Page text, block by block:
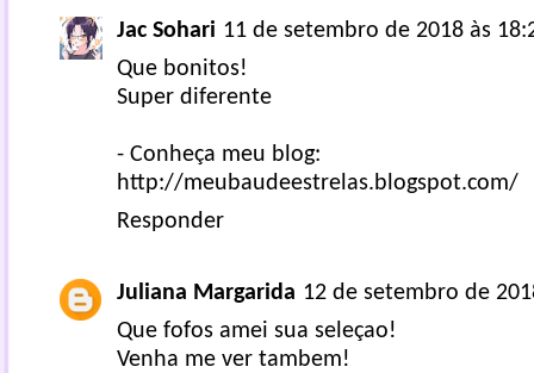
Jac Sohari 11 de setembro de 2018 às
Que bonitos!
Super diferente
- Conheça meu blog:
http://meubaudeestrelas.blogspot.com/
Responder
Juliana Margarida 12 de setembro de
Que fofos amei sua seleçao!
Venha me ver tambem!